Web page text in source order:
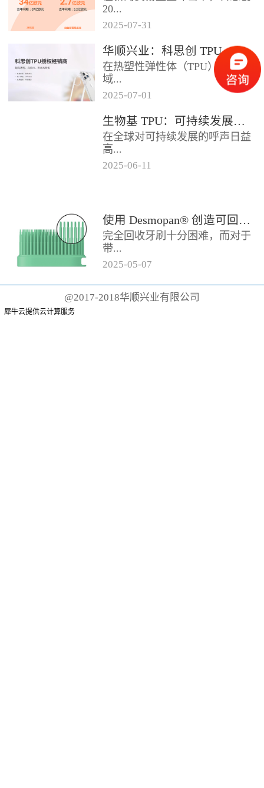
20...
25年第二季度业绩在充满挑战的
经济环境中公布。美国进口关税
的意外上调，对部分重点客户行
业...
2025-07-31
华顺兴业：科思创 TPU 一级代理商，优质 TPU 材料供应专家
在热塑性弹性体（TPU）材料领
域...
，华顺兴业凭借专业实力与行业
积淀，成为科思创 TPU 授权经销
商，为市场提供高品质的TP...
2025-07-01
生物基 TPU：可持续发展的材料新贵
在全球对可持续发展的呼声日益
高...
TP...
2025-06-11
使用 Desmopan® 创造可回收的热塑性聚氨酯牙刷头
完全回收牙刷十分困难，而对于
带...
有聚丙烯手柄和尼龙刷毛的传统
牙刷而言，这根本不可能。这些
2025-05-07
@2017-2018华顺兴业有限公司
犀牛云提供云计算服务